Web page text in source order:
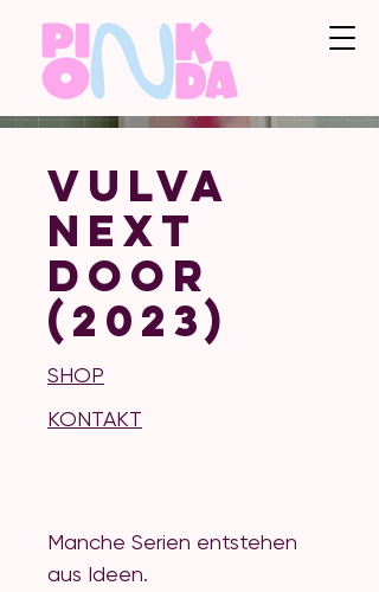
Vulva
Next
Door
(2023)
SHOP
KONTAKT
Manche Serien entstehen
aus Ideen.